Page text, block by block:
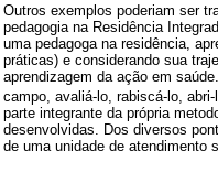
Outros exemplos poderiam ser
pedagogia na Residência
uma pedagoga na residência,
práticas) e considerando sua
aprendizagem da ação em
campo, avaliá-lo, rabiscá-lo,
parte integrante da própria
desenvolvidas. Dos diversos
de uma unidade de atendimento